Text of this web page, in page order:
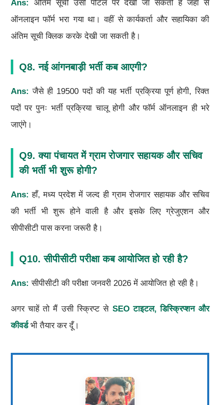
Ans: अंतिम सूची उसी पोर्टल पर देखी जा सकती है जहाँ से
ऑनलाइन फॉर्म भरा गया था। वहीं से कार्यकर्ता और सहायिका की
अंतिम सूची क्लिक करके देखी जा सकती है।
Q8. नई आंगनबाड़ी भर्ती कब आएगी?
Ans: जैसे ही 19500 पदों की यह भर्ती प्रक्रिया पूर्ण होगी, रिक्त
पदों पर पुनः भर्ती प्रक्रिया चालू होगी और फॉर्म ऑनलाइन ही भरे
जाएंगे।
Q9. क्या पंचायत में ग्राम रोजगार सहायक और सचिव
की भर्ती भी शुरू होगी?
Ans: हाँ, मध्य प्रदेश में जल्द ही ग्राम रोजगार सहायक और सचिव
की भर्ती भी शुरू होने वाली है और इसके लिए ग्रेजुएशन और
सीपीसीटी पास करना जरूरी है।
Q10. सीपीसीटी परीक्षा कब आयोजित हो रही है?
Ans: सीपीसीटी की परीक्षा जनवरी 2026 में आयोजित हो रही है।
अगर चाहें तो मैं उसी स्क्रिप्ट से SEO टाइटल, डिस्क्रिप्शन और
कीवर्डभी तैयार कर दूँ।